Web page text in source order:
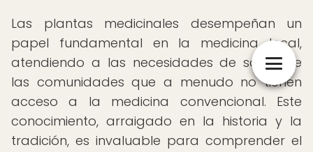
Las plantas medicinales desempeñan un
papel fundamental en la medicina local,
atendiendo a las necesidades de salud de
las comunidades que a menudo no tienen
acceso a la medicina convencional. Este
conocimiento, arraigado en la historia y la
tradición, es invaluable para comprender el